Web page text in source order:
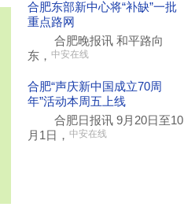
合肥东部新中心将“补缺”一批
重点路网
合肥晚报讯 和平路向
东， 中安在线
合肥“声庆新中国成立70周
年”活动本周五上线
合肥日报讯 9月20日至10
月1日， 中安在线